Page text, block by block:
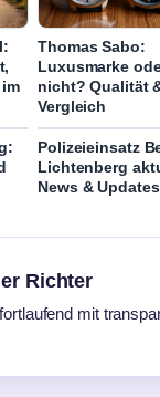
Thomas Sabo:
Luxusmarke
nicht? Qualität
Vergleich
Polizeieinsatz
Lichtenberg
News & Updates
Richter
mit